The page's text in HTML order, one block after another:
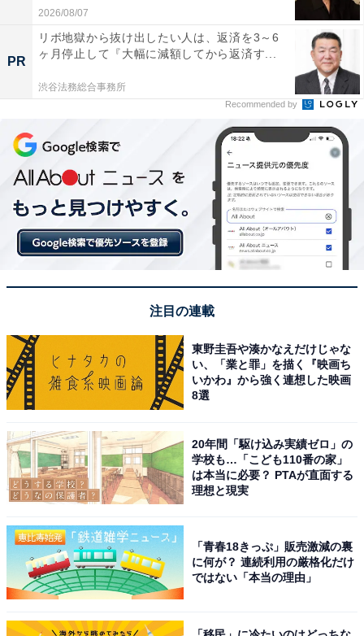
「女性が乗っていたら似合う」と思うマツダの
車ランキング！ 2位「CAROL」、1位は？
1 2
2026/08/07
PR
リボ地獄から抜け出したい人は、返済を3～6
ヶ月停止して『大幅に減額してから返済す...
渋谷法務総合事務所
Recommended by
注目の連載
東野圭吾や湊かなえだけじゃな
い、「業と罪」を描く『映画ち
いかわ』から強く連想した映画
8選
20年間「駆け込み実績ゼロ」の
学校も…「こども110番の家」
は本当に必要？ PTAが直面する
理想と現実
「青春18きっぷ」販売激減の裏
に何が？ 連続利用の厳格化だけ
ではない「本当の理由」